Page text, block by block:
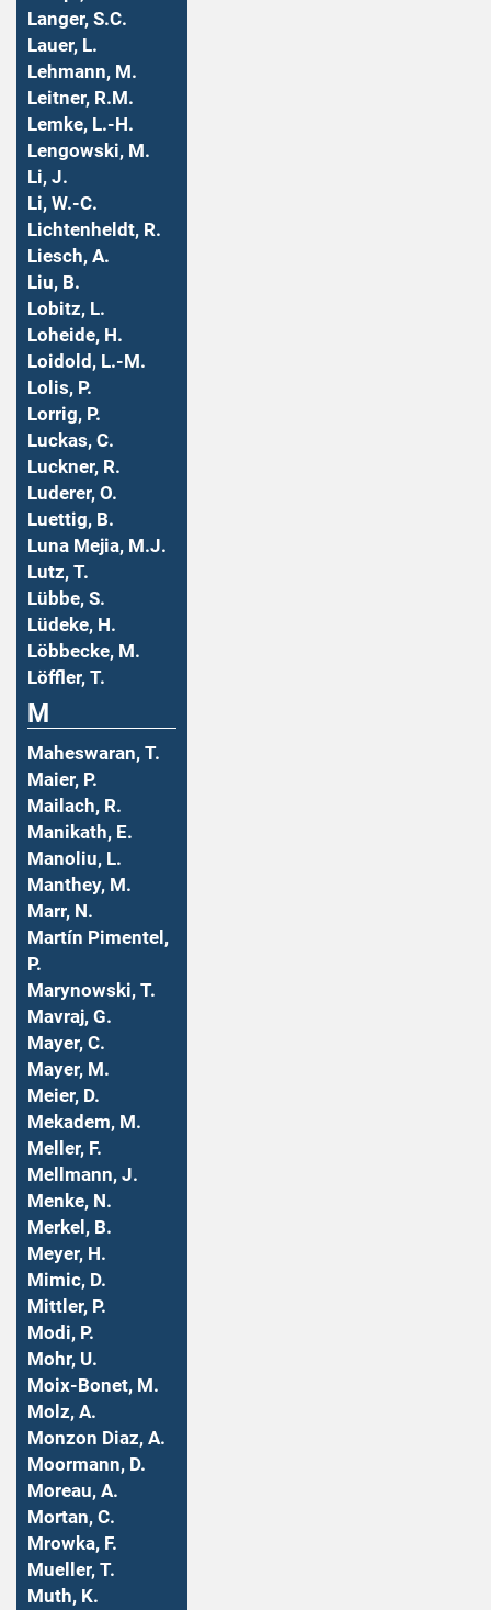
Langer, S.C.
Lauer, L.
Lehmann, M.
Leitner, R.M.
Lemke, L.-H.
Lengowski, M.
Li, J.
Li, W.-C.
Lichtenheldt, R.
Liesch, A.
Liu, B.
Lobitz, L.
Loheide, H.
Loidold, L.-M.
Lolis, P.
Lorrig, P.
Luckas, C.
Luckner, R.
Luderer, O.
Luettig, B.
Luna Mejia, M.J.
Lutz, T.
Lübbe, S.
Lüdeke, H.
Löbbecke, M.
Löffler, T.
M
Maheswaran, T.
Maier, P.
Mailach, R.
Manikath, E.
Manoliu, L.
Manthey, M.
Marr, N.
Martín Pimentel,
P.
Marynowski, T.
Mavraj, G.
Mayer, C.
Mayer, M.
Meier, D.
Mekadem, M.
Meller, F.
Mellmann, J.
Menke, N.
Merkel, B.
Meyer, H.
Mimic, D.
Mittler, P.
Modi, P.
Mohr, U.
Moix-Bonet, M.
Molz, A.
Monzon Diaz, A.
Moormann, D.
Moreau, A.
Mortan, C.
Mrowka, F.
Mueller, T.
Muth, K.